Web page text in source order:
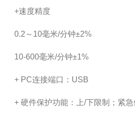
+速度精度
0.2～10毫米/分钟±2%
10-600毫米/分钟±1%
+ PC连接端口：USB
+ 硬件保护功能：上/下限制；紧急